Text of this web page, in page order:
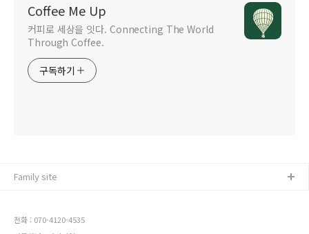
Coffee Me Up
커피로 세상을 잇다. Connecting The World
Through Coffee.
구독하기
전화 : 070-4120-4535
Family site